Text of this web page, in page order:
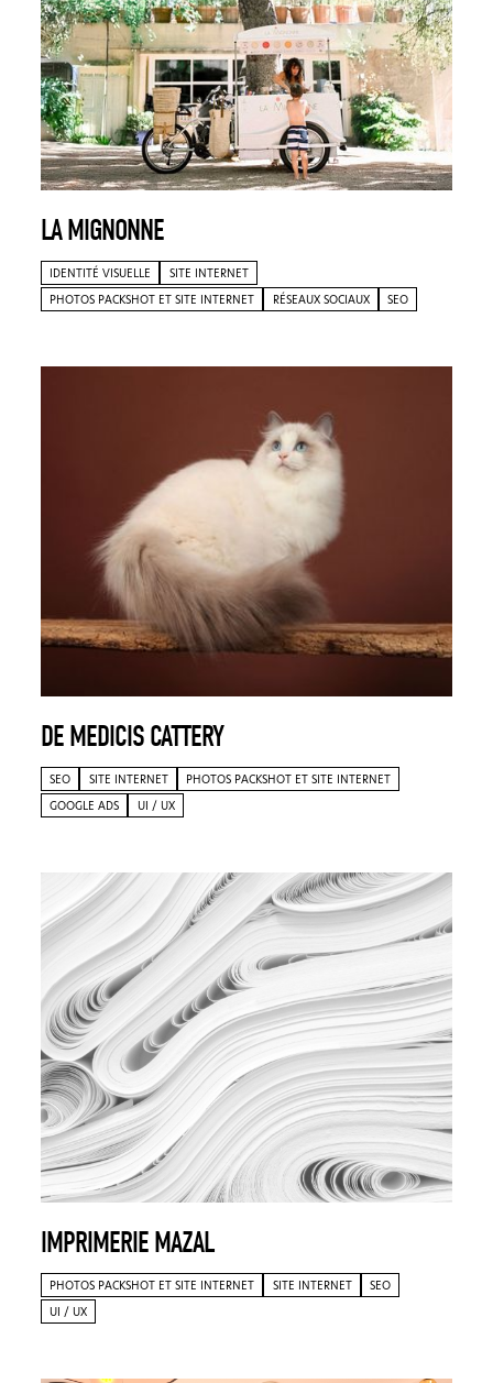
LA MIGNONNE
IDENTITÉ VISUELLE
SITE INTERNET
PHOTOS PACKSHOT ET SITE INTERNET
RÉSEAUX SOCIAUX SEO
DE MEDICIS CATTERY
SEO SITE INTERNET
PHOTOS PACKSHOT ET SITE INTERNET
GOOGLE ADS
UI / UX
IMPRIMERIE MAZAL
PHOTOS PACKSHOT ET SITE INTERNET SITE INTERNET
SEO
UI / UX